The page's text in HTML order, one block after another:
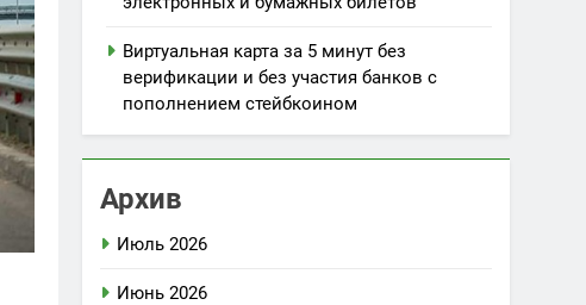
Виртуальная карта за 5 минут без
верификации и без участия банков с
пополнением стейбкоином
Архив
Июль 2026
Июнь 2026